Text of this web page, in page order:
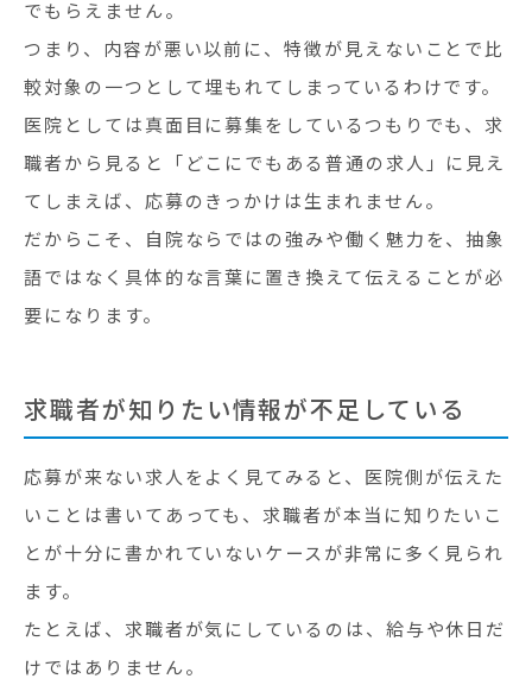
でもらえません。
つまり、内容が悪い以前に、特徴が見えないことで比
較対象の一つとして埋もれてしまっているわけです。
医院としては真面目に募集をしているつもりでも、求
職者から見ると「どこにでもある普通の求人」に見え
てしまえば、応募のきっかけは生まれません。
だからこそ、自院ならではの強みや働く魅力を、抽象
語ではなく具体的な言葉に置き換えて伝えることが必
要になります。
求職者が知りたい情報が不足している
応募が来ない求人をよく見てみると、医院側が伝えた
いことは書いてあっても、求職者が本当に知りたいこ
とが十分に書かれていないケースが非常に多く見られ
ます。
たとえば、求職者が気にしているのは、給与や休日だ
けではありません。